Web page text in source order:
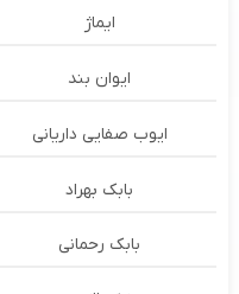
ایماژ
ایوان بند
ایوب صفایی داریانی
بابک بهراد
بابک رحمانی